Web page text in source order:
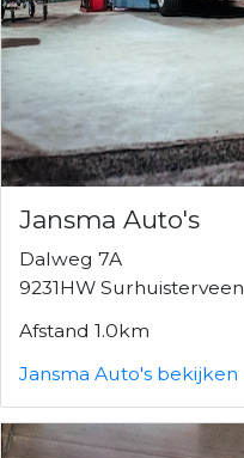
Jansma Auto's
Dalweg 7A
9231HW Surhuisterveen
Afstand 1.0km
Jansma Auto's bekijken